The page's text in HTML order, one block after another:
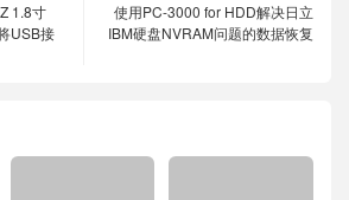
1.8寸
USB接
使用PC-3000 for HDD解决日立
IBM硬盘NVRAM问题的数据恢复